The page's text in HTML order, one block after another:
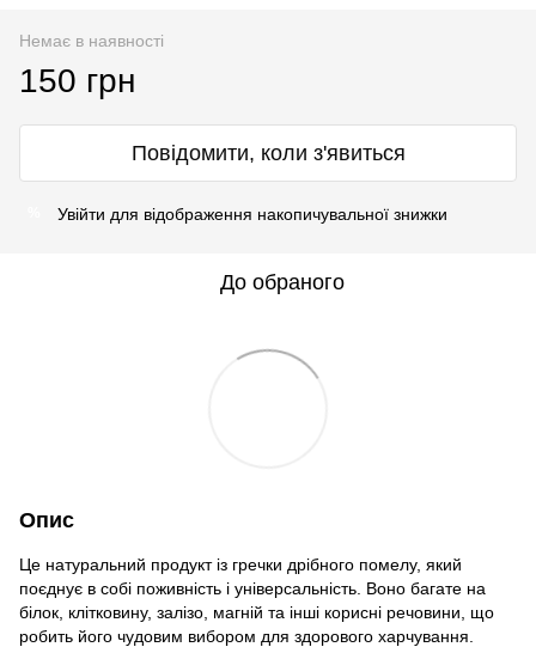
Немає в наявності
150 грн
Повідомити, коли з'явиться
Увійти для відображення накопичувальної знижки
До обраного
Опис
Це натуральний продукт із гречки дрібного помелу, який
поєднує в собі поживність і універсальність. Воно багате на
білок, клітковину, залізо, магній та інші корисні речовини, що
робить його чудовим вибором для здорового харчування.